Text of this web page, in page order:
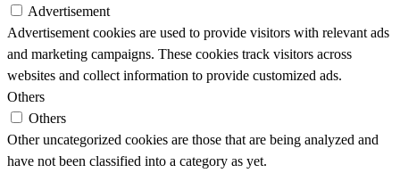
Advertisement
Advertisement cookies are used to provide visitors with relevant ads
and marketing campaigns. These cookies track visitors across
websites and collect information to provide customized ads.
Others
Others
Other uncategorized cookies are those that are being analyzed and
have not been classified into a category as yet.